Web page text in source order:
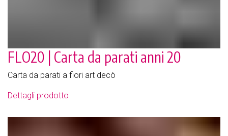
FLO20 | Carta da parati anni 20
Carta da parati a fiori art decò
Dettagli prodotto